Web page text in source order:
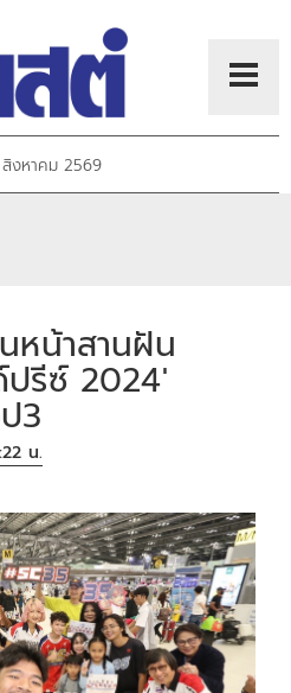
งหาคม 2569
หน้าสานฝัน
รีซ์ 2024'
3
น.